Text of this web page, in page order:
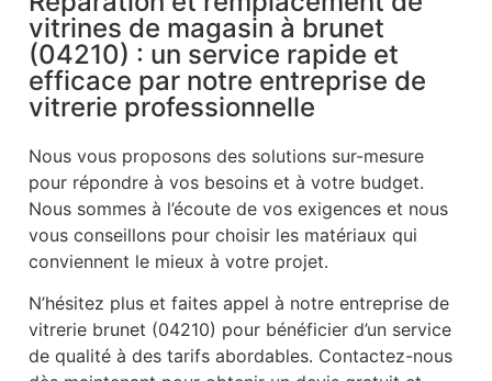
vitrines de magasin à brunet
(04210) : un service rapide et
efficace par notre entreprise de
vitrerie professionnelle
Nous vous proposons des solutions sur-mesure
pour répondre à vos besoins et à votre budget.
Nous sommes à l’écoute de vos exigences et nous
vous conseillons pour choisir les matériaux qui
conviennent le mieux à votre projet.
N’hésitez plus et faites appel à notre entreprise de
vitrerie brunet (04210) pour bénéficier d’un service
de qualité à des tarifs abordables. Contactez-nous